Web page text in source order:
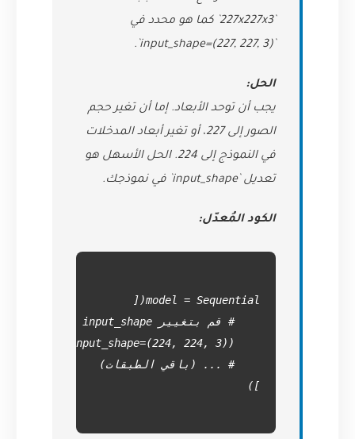
`227x227x3` كما هو محدد في
الحل:
يجب أن توحد الأبعاد. إما أن تغير حجم
الصور إلى 227، أو تغير أبعاد المدخلات
في النموذج إلى 224. الحل الأسهل هو
تعديل `input_shape` في نموذجك.
الكود المُعدّل: